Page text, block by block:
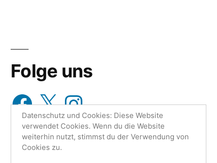
Folge uns
Facebook
X Instagram
Datenschutz und Cookies: Diese Website
verwendet Cookies. Wenn du die Website
weiterhin nutzt, stimmst du der Verwendung von
Cookies zu.